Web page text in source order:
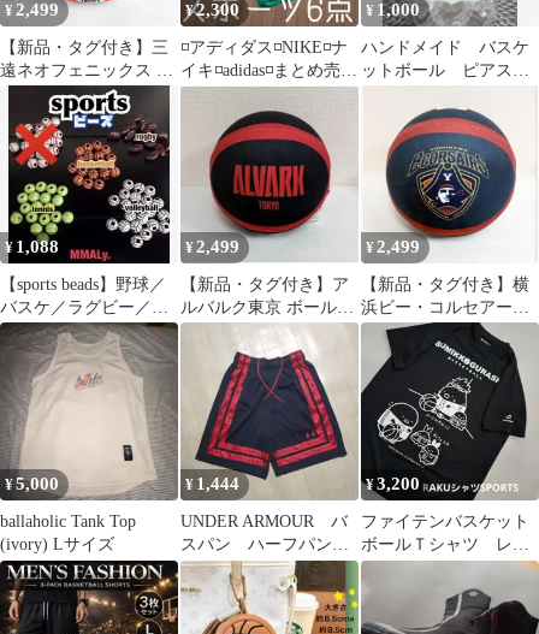
¥2,499
【新品・タグ付き】三
遠ネオフェニックス ボ
ール型クッション
B.LEAGUE
¥2,300
◽️アディダス◽️NIKE◽️ナ
イキ◽️adidas◽️まとめ売り
◽️6点◽️スポーツウェア◽️
¥ 1,000
ハンドメイド バスケ
ットボール ピアス
インストーン
¥ 1,088
【sports beads】野球／
バスケ／ラグビー／テ
ニス／バレー
¥2,499
【新品・タグ付き】ア
ルバルク東京 ボール型
クッション B.LEAGUE
¥2,499
【新品・タグ付き】横
浜ビー・コルセアーズ
ボール型クッション
B.LEAGUE
¥5,000
ballaholic Tank Top
(ivory) Lサイズ
¥ 1,444
UNDER ARMOUR バ
スパン ハーフパン
ツ バスケットボー
ル
¥3,200
ファイテンバスケット
ボールＴシャツ レデ
ィースジュニアSサイズ